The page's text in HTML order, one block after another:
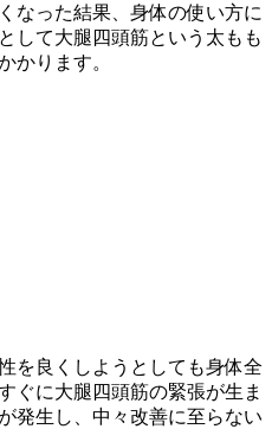
なった結果、身体の使い方に
して大腿四頭筋という太もも
かります。
を良くしようとしても身体全
ぐに大腿四頭筋の緊張が生ま
発生し、中々改善に至らない